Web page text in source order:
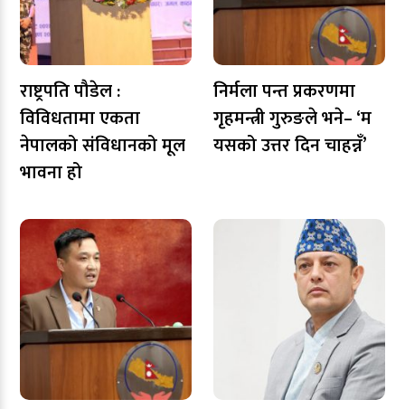
राष्ट्रपति पौडेल :
विविधतामा एकता
नेपालको संविधानको मूल
भावना हो
निर्मला पन्त प्रकरणमा
गृहमन्त्री गुरुङले भने– ‘म
यसको उत्तर दिन चाहन्नँ’